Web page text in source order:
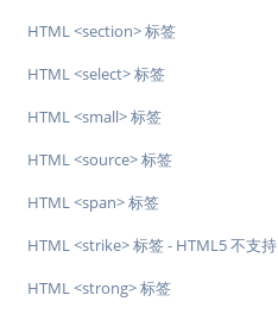
HTML <section> 标签
HTML <select> 标签
HTML <small> 标签
HTML <source> 标签
HTML <span> 标签
HTML <strike> 标签 - HTML5 不支持
HTML <strong> 标签